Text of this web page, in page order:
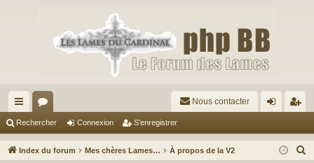
cc
ès
or
u
Nous contacter
ne nr
Rechercher Connexion S’enregistrer
Index du forum Mes chères Lames… À propos de la V2